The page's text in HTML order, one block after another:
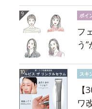
ポイ
フ
う
スキ
ワ